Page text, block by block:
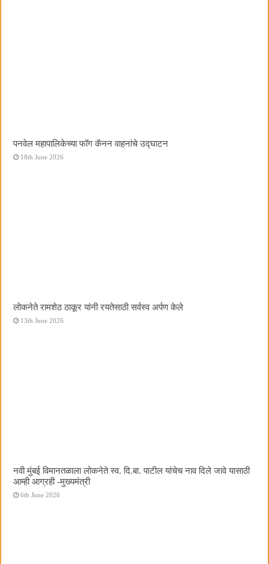
पनवेल महापालिकेच्या फॉग कॅनन वाहनांचे उद्घाटन
18th June 2026
लोकनेते रामशेठ ठाकूर यांनी रयतेसाठी सर्वस्व अर्पण केले
13th June 2026
नवी मुंबई विमानतळाला लोकनेते स्व. दि.बा. पाटील यांचेच नाव दिले जावे यासाठी
आम्ही आग्रही -मुख्यमंत्री
6th June 2026